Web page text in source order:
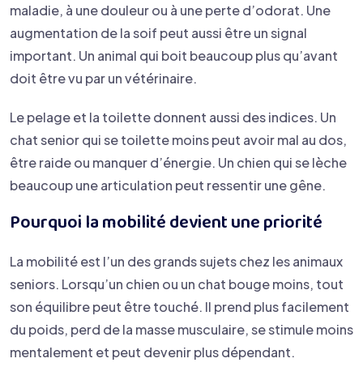
maladie, à une douleur ou à une perte d’odorat. Une
augmentation de la soif peut aussi être un signal
important. Un animal qui boit beaucoup plus qu’avant
doit être vu par un vétérinaire.
Le pelage et la toilette donnent aussi des indices. Un
chat senior qui se toilette moins peut avoir mal au dos,
être raide ou manquer d’énergie. Un chien qui se lèche
beaucoup une articulation peut ressentir une gêne.
Pourquoi la mobilité devient une priorité
La mobilité est l’un des grands sujets chez les animaux
seniors. Lorsqu’un chien ou un chat bouge moins, tout
son équilibre peut être touché. Il prend plus facilement
du poids, perd de la masse musculaire, se stimule moins
mentalement et peut devenir plus dépendant.